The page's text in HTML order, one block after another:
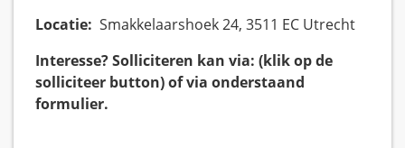
Locatie: Smakkelaarshoek 24, 3511 EC Utrecht
Interesse? Solliciteren kan via: (klik op de
solliciteer button) of via onderstaand
formulier.